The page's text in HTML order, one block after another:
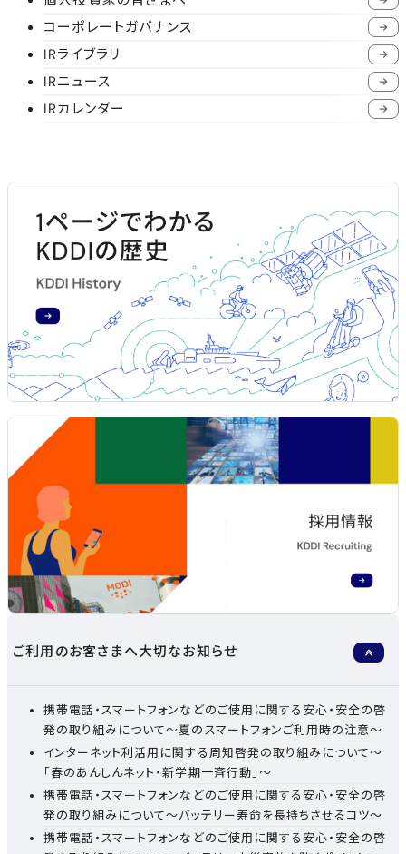
コーポレートガバナンス
IRライブラリ
IRニュース
IRカレンダー
ご利用のお客さまへ大切なお知らせ
携帯電話・スマートフォンなどのご使用に関する安心・安全の啓
発の取り組みについて～夏のスマートフォンご利用時の注意～
インターネット利活用に関する周知啓発の取り組みについて～
「春のあんしんネット・新学期一斉行動」～
携帯電話・スマートフォンなどのご使用に関する安心・安全の啓
発の取り組みについて～バッテリー寿命を長持ちさせるコツ～
携帯電話・スマートフォンなどのご使用に関する安心・安全の啓